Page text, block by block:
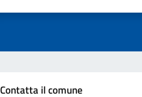
Contatta il comune